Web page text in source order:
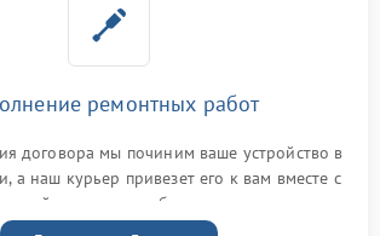
ремонтных работ
договора мы починим ваше устройство в
а наш курьер привезет его к вам вместе с
талоном бесплатно